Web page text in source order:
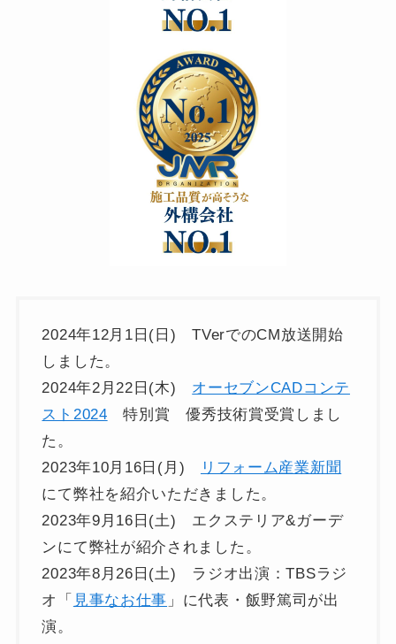
2024年12月1日(日) TVerでのCM放送開始
しました。
2024年2月22日(木) オーセブンCADコンテ
スト2024 特別賞 優秀技術賞受賞しまし
た。
2023年10月16日(月)
リフォーム産業新聞
にて弊社を紹介いただきました。
2023年9月16日(土) エクステリア&ガーデ
ンにて弊社が紹介されました。
2023年8月26日(土) ラジオ出演：TBSラジ
オ「 見事なお仕事 」に代表・飯野篤司が出
演。